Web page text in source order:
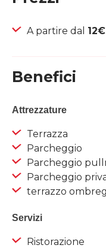
A partire dal 12€
Benefici
Attrezzature
Terrazza
Parcheggio
Parcheggio
Parcheggio
terrazzo
Servizi
Ristorazione